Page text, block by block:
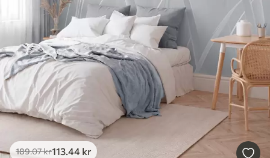
189.07kr113.44 kr